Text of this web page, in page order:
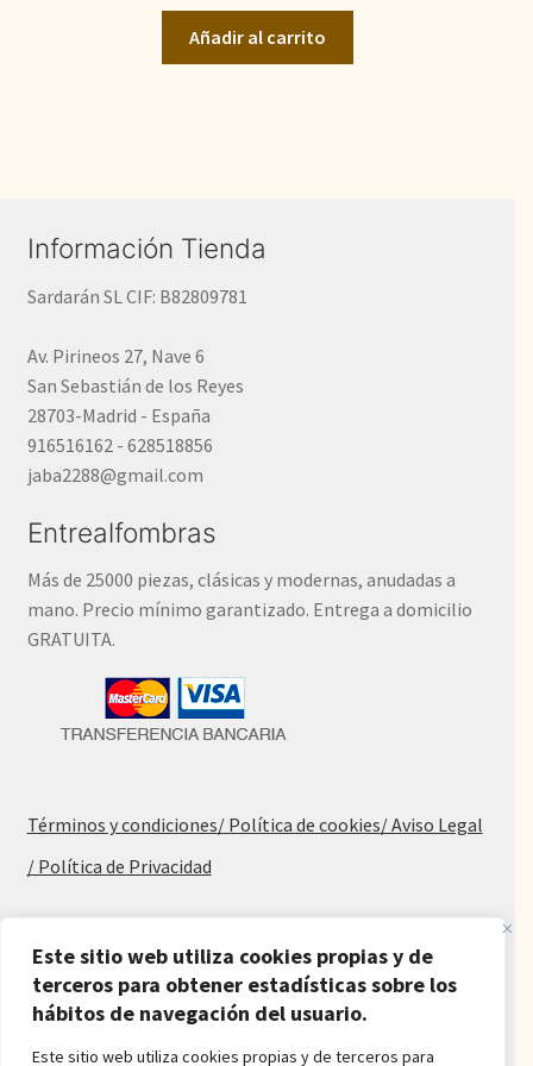
Este sitio web utiliza cookies propias y de
terceros para obtener estadísticas sobre los
hábitos de navegación del usuario.
Este sitio web utiliza cookies propias y de terceros para
original
era:
1.400,00€.
Añadir al carrito
Información Tienda
Sardarán SL CIF: B82809781
Av. Pirineos 27, Nave 6
San Sebastián de los Reyes
28703-Madrid - España
916516162 - 628518856
jaba2288@gmail.com
Entrealfombras
Más de 25000 piezas, clásicas y modernas, anudadas a
mano. Precio mínimo garantizado. Entrega a domicilio
GRATUITA.
Términos y condiciones/ Política de cookies/ Aviso Legal
/ Política de Privacidad
Alfombras baratas
Procedencia de las alfombras